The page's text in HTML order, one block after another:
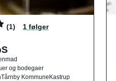
(1) 1 følger
og bodegaer
Tårnby KommuneKastrup